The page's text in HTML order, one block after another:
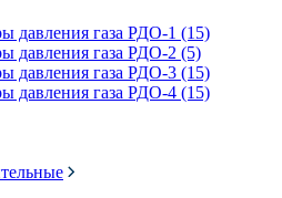
давления газа РДО-1 (15)
давления газа РДО-2 (5)
давления газа РДО-3 (15)
давления газа РДО-4 (15)